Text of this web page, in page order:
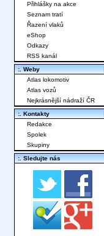
Přihlášky na akce
Seznam tratí
Řazení vlaků
eShop
Odkazy
RSS kanál
:. Weby
Atlas lokomotiv
Atlas vozů
Nejkrásnější nádraží ČR
:. Kontakty
Redakce
Spolek
Skupiny
:. Sledujte nás